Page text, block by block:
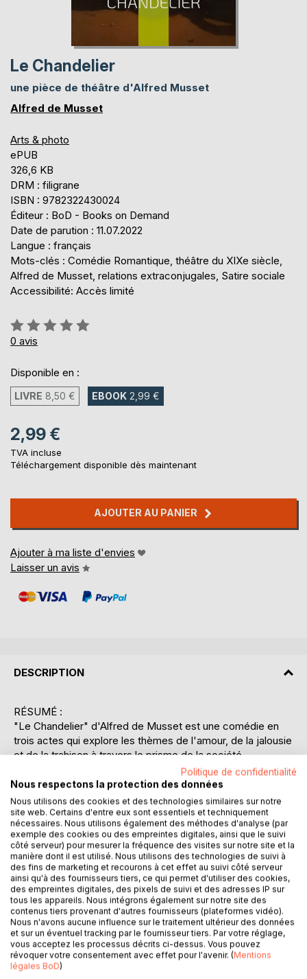
Le Chandelier
une pièce de théâtre d'Alfred Musset
Alfred de Musset
Arts & photo
ePUB
326,6 KB
DRM : filigrane
ISBN : 9782322430024
Éditeur : BoD - Books on Demand
Date de parution : 11.07.2022
Langue : français
Mots-clés : Comédie Romantique, théâtre du XIXe siècle,
Alfred de Musset, relations extraconjugales, Satire sociale
Accessibilité: Accès limité
Évaluation:
0%
0 avis
Disponible en :
LIVRE 8,50 € EBOOK 2,99 €
2,99 €
TVA incluse
Téléchargement disponible dès maintenant
AJOUTER AU PANIER
Ajouter à ma liste d'envies
Laisser un avis
DESCRIPTION
RÉSUMÉ :
"Le Chandelier" d'Alfred de Musset est une comédie en
trois actes qui explore les thèmes de l'amour, de la jalousie
et de la trahison à travers le prisme de la société
bourgeoise du XIXe siècle. L'intrigue tourne autour de
Fortunio, un jeune clerc de notaire, qui est engagé par
Jacqueline, l'épouse du notaire Maître André, pour servir
de "chandelier" à sa relation extraconjugale avec
Clavaroche, un capitaine de l'armée. Fortunio, innocent et
naïf, tombe éperdument amoureux de Jacqueline, ignorant
son rôle initial de couverture. Musset dépeint avec finesse
les jeux de pouvoir et les manipulations émotionnelles qui
se déroulent entre les personnages. La pièce est une
satire sociale qui met en lumière les hypocrisies et les
contradictions de l'époque, tout en offrant une réflexion
sur la nature complexe des relations humaines. À travers
des dialogues vifs et des situations cocasses, Musset
réussit à captiver le lecteur, tout en le poussant à réfléchir
sur les motifs cachés derrière les actions des individus.
Politique de confidentialité
Nous respectons la protection des données
Nous utilisons des cookies et des technologies similaires sur notre
site web. Certains d'entre eux sont essentiels et techniquement
nécessaires. Nous utilisons également des méthodes d'analyse (par
exemple des cookies ou des empreintes digitales, ainsi que le suivi
côté serveur) pour mesurer la fréquence des visites sur notre site et la
manière dont il est utilisé. Nous utilisons des technologies de suivi à
des fins de marketing et recourons à cet effet au suivi côté serveur
ainsi qu'à des fournisseurs tiers, ce qui permet d'utiliser des cookies,
des empreintes digitales, des pixels de suivi et des adresses IP sur
tous les appareils. Nous intégrons également sur notre site des
contenus tiers provenant d'autres fournisseurs (plateformes vidéo).
Nous n'avons aucune influence sur le traitement ultérieur des données
et sur un éventuel tracking par le fournisseur tiers. Par votre réglage,
vous acceptez les processus décrits ci-dessus. Vous pouvez
révoquer votre consentement avec effet pour l'avenir. (Mentions
légales BoD)